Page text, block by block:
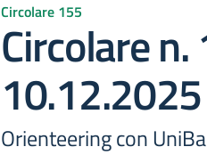
Circolare 155
Circolare
10.12.2025
Orienteering con